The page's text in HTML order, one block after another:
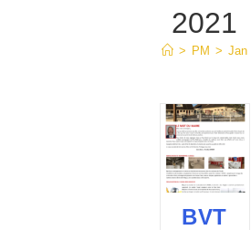
2021
> PM > Jan
BVT